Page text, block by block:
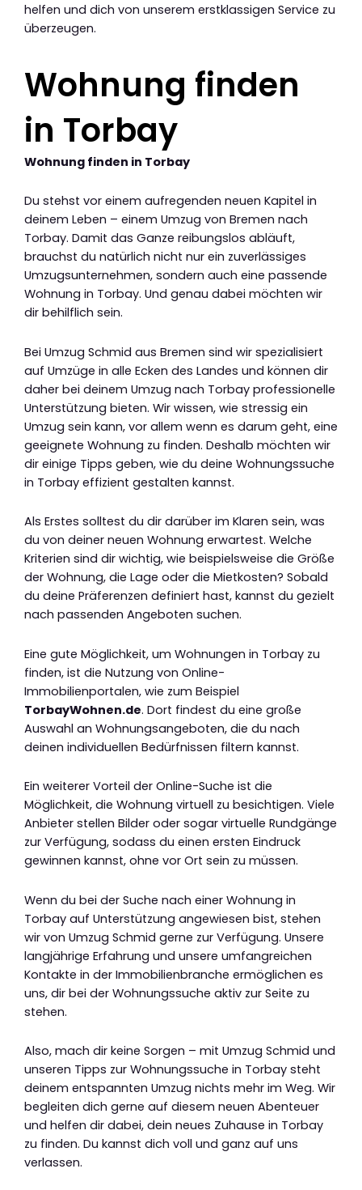
helfen und dich von unserem erstklassigen Service zu
überzeugen.
Wohnung finden
in Torbay
Wohnung finden in Torbay
Du stehst vor einem aufregenden neuen Kapitel in
deinem Leben – einem Umzug von Bremen nach
Torbay. Damit das Ganze reibungslos abläuft,
brauchst du natürlich nicht nur ein zuverlässiges
Umzugsunternehmen, sondern auch eine passende
Wohnung in Torbay. Und genau dabei möchten wir
dir behilflich sein.
Bei Umzug Schmid aus Bremen sind wir spezialisiert
auf Umzüge in alle Ecken des Landes und können dir
daher bei deinem Umzug nach Torbay professionelle
Unterstützung bieten. Wir wissen, wie stressig ein
Umzug sein kann, vor allem wenn es darum geht, eine
geeignete Wohnung zu finden. Deshalb möchten wir
dir einige Tipps geben, wie du deine Wohnungssuche
in Torbay effizient gestalten kannst.
Als Erstes solltest du dir darüber im Klaren sein, was
du von deiner neuen Wohnung erwartest. Welche
Kriterien sind dir wichtig, wie beispielsweise die Größe
der Wohnung, die Lage oder die Mietkosten? Sobald
du deine Präferenzen definiert hast, kannst du gezielt
nach passenden Angeboten suchen.
Eine gute Möglichkeit, um Wohnungen in Torbay zu
finden, ist die Nutzung von Online-
Immobilienportalen, wie zum Beispiel
TorbayWohnen.de. Dort findest du eine große
Auswahl an Wohnungsangeboten, die du nach
deinen individuellen Bedürfnissen filtern kannst.
Ein weiterer Vorteil der Online-Suche ist die
Möglichkeit, die Wohnung virtuell zu besichtigen. Viele
Anbieter stellen Bilder oder sogar virtuelle Rundgänge
zur Verfügung, sodass du einen ersten Eindruck
gewinnen kannst, ohne vor Ort sein zu müssen.
Wenn du bei der Suche nach einer Wohnung in
Torbay auf Unterstützung angewiesen bist, stehen
wir von Umzug Schmid gerne zur Verfügung. Unsere
langjährige Erfahrung und unsere umfangreichen
Kontakte in der Immobilienbranche ermöglichen es
uns, dir bei der Wohnungssuche aktiv zur Seite zu
stehen.
Also, mach dir keine Sorgen – mit Umzug Schmid und
unseren Tipps zur Wohnungssuche in Torbay steht
deinem entspannten Umzug nichts mehr im Weg. Wir
begleiten dich gerne auf diesem neuen Abenteuer
und helfen dir dabei, dein neues Zuhause in Torbay
zu finden. Du kannst dich voll und ganz auf uns
verlassen.